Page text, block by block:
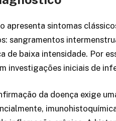
apresenta sintomas
sangramentos
baixa intensidade. Por
investigações iniciais de
da doença exige